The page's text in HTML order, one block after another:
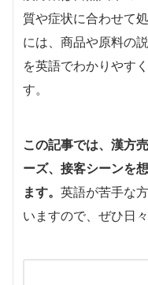
質や症状に合わせて
には、商品や原料の
を英語でわかりやす
す。
この記事では、漢方
ーズ、接客シーンを
ます。 英語が苦手な
いますので、ぜひ日